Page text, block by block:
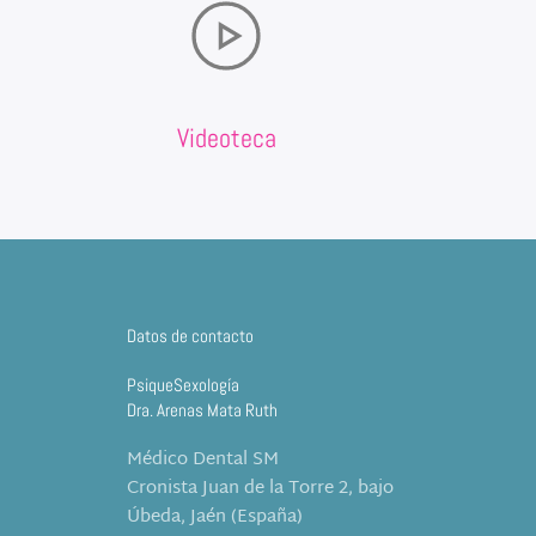
Videoteca
Datos de contacto
PsiqueSexología
Dra. Arenas Mata Ruth
Médico Dental SM
Cronista Juan de la Torre 2, bajo
Úbeda, Jaén (España)